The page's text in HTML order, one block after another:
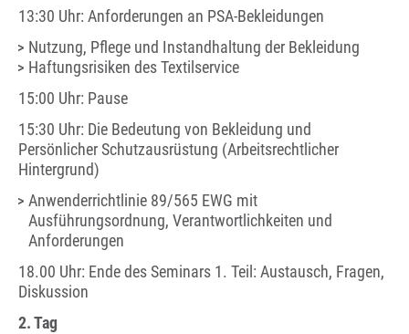
13:30 Uhr: Anforderungen an PSA-Bekleidungen
Nutzung, Pflege und Instandhaltung der Bekleidung
Haftungsrisiken des Textilservice
15:00 Uhr: Pause
15:30 Uhr: Die Bedeutung von Bekleidung und
Persönlicher Schutzausrüstung (Arbeitsrechtlicher
Hintergrund)
Anwenderrichtlinie 89/565 EWG mit
Ausführungsordnung, Verantwortlichkeiten und
Anforderungen
18.00 Uhr: Ende des Seminars 1. Teil: Austausch, Fragen,
Diskussion
2. Tag